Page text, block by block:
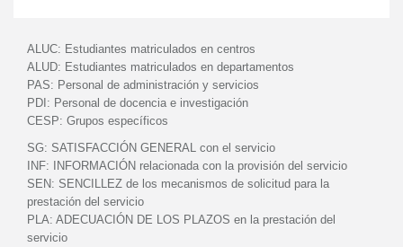
ALUC: Estudiantes matriculados en centros
ALUD: Estudiantes matriculados en departamentos
PAS: Personal de administración y servicios
PDI: Personal de docencia e investigación
CESP: Grupos específicos
SG: SATISFACCIÓN GENERAL con el servicio
INF:
INFORMACIÓN relacionada con la provisión del servicio
SEN: SENCILLEZ de los mecanismos de solicitud para la
prestación del servicio
PLA: ADECUACIÓN DE LOS PLAZOS en la prestación del
servicio